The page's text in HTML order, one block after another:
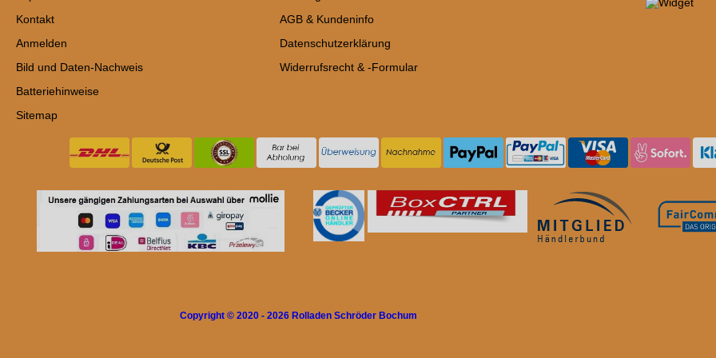
Kontakt
Anmelden
Bild und Daten-Nachweis
Batteriehinweise
Sitemap
AGB & Kundeninfo
Datenschutzerklärung
Widerrufsrecht & -Formular
Copyright © 2020 - 2026 Rolladen Schröder Bochum